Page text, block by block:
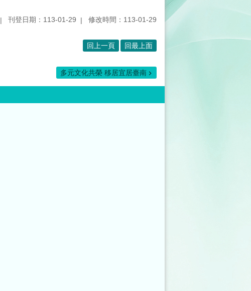
刊登日期：113-01-29 修改時間：113-01-29
回上一頁 回最上面
多元文化共榮 移居宜居臺南